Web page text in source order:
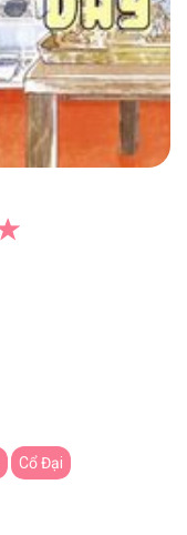
Cổ Đại